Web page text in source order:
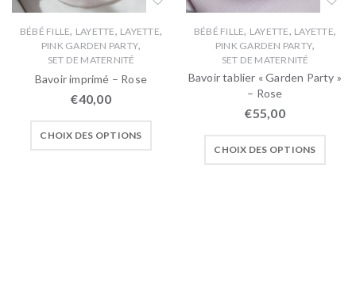
BÉBÉ FILLE, LAYETTE, LAYETTE,
PINK GARDEN PARTY,
SET DE MATERNITÉ
Bavoir imprimé – Rose
€40,00
CHOIX DES OPTIONS
BÉBÉ FILLE, LAYETTE, LAYETTE,
PINK GARDEN PARTY,
SET DE MATERNITÉ
Bavoir tablier « Garden Party »
– Rose
€55,00
CHOIX DES OPTIONS